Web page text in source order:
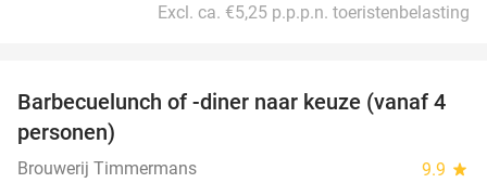
Excl. ca. €5,25 p.p.p.n. toeristenbelasting
34%
Barbecuelunch of -diner naar keuze (vanaf 4
personen)
Brouwerij Timmermans 9.9 star